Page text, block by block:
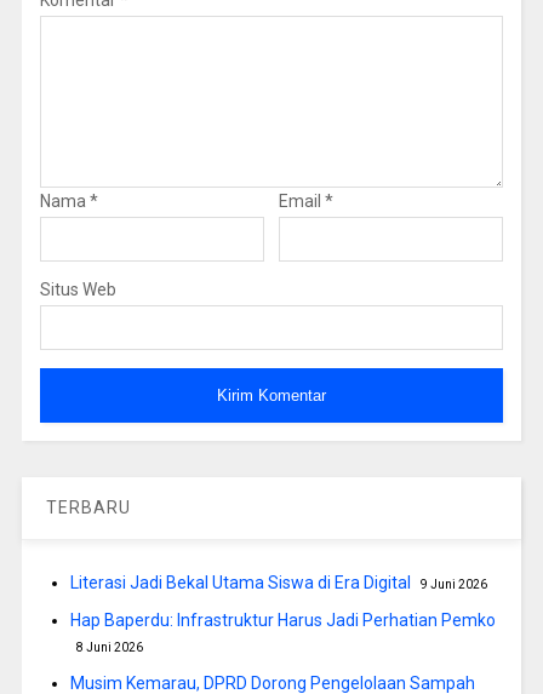
Nama* Email *
Situs Web
TERBARU
Literasi Jadi Bekal Utama Siswa di Era Digital 9 Juni 2026
Hap Baperdu: Infrastruktur Harus Jadi Perhatian Pemko
8 Juni 2026
Musim Kemarau, DPRD Dorong Pengelolaan Sampah